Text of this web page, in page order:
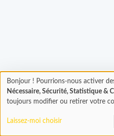
Chargement...Chargement
En cours...
Bonjour ! Pourrions-nous activer
Nécessaire, Sécurité, Statistique &
toujours modifier ou retirer votre
Laissez-moi choisir